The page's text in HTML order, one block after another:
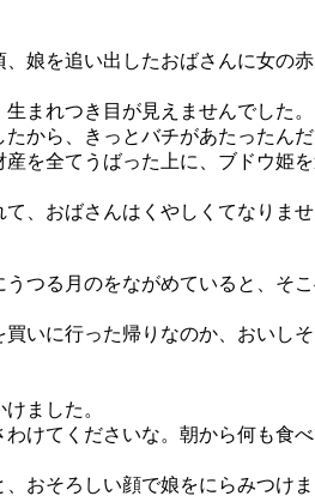
娘を追い出したおばさんに女の
まれつき目が見えませんでした。
から、きっとバチがあたったんだ
産を全てうばった上に、ブドウ姫
、おばさんはくやしくてなりませ
つる月のをながめていると、そ
いに行った帰りなのか、おいし
ました。
わけてくださいな。朝から何も食
おそろしい顔で娘をにらみつけま